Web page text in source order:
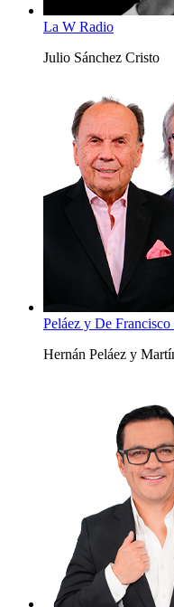
La W Radio
Julio Sánchez Cristo
Peláez y De
Hernán Peláez y